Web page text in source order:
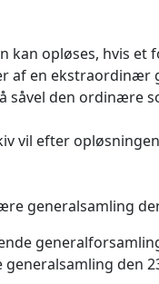
kan opløses, hvis
af en
såvel den ordinære
vil efter
generalsamling
den